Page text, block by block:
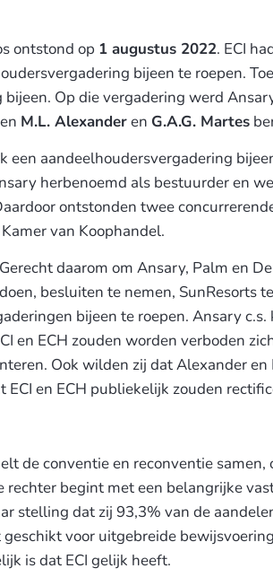
ontstond op 1 augustus 2022. ECI
bijeen te roepen.
bijeen. Op die vergadering werd
M.L. Alexanderen G.A.G. Martes
een aandeelhoudersvergadering
herbenoemd als bestuurder en
ontstonden twee
van Koophandel.
daarom om Ansary, Palm en
besluiten te nemen, SunResorts
bijeen te roepen. Ansary
en ECH zouden worden verboden
Ook wilden zij dat Alexander
ECI en ECH publiekelijk zouden
de conventie en reconventie
rechter begint met een belangrijke
stelling dat zij 93,3% van de
voor uitgebreide
is dat ECI gelijk heeft.